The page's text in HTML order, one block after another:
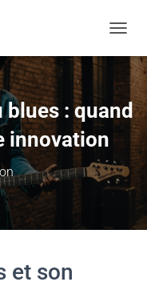
blues : quand
innovation
on
et son